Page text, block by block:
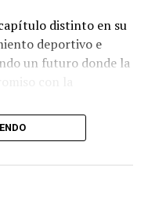
distinto en su
deportivo e
un futuro donde la